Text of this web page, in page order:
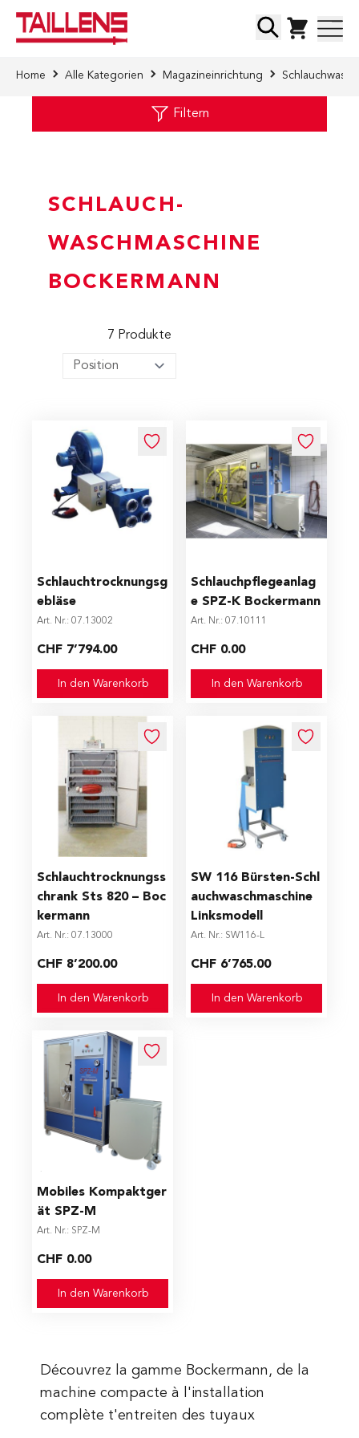
Suche
Home Alle Kategorien Magazineinrichtung
Filtern
SCHLAUCH-
WASCHMASCHINE
BOCKERMANN
7 Produkte
Schlauchtrocknungsg
ebläse
Art. Nr.: 07.13002
CHF 7’794.00
In den Warenkorb
Schlauchpflegeanlag
e SPZ-K Bockermann
Art. Nr.: 07.10111
CHF 0.00
In den Warenkorb
Schlauchtrocknungss
chrank Sts 820 – Boc
kermann
Art. Nr.: 07.13000
CHF 8’200.00
In den Warenkorb
SW 116 Bürsten-Schl
auchwaschmaschine
Linksmodell
Art. Nr.: SW116-L
CHF 6’765.00
In den Warenkorb
Mobiles Kompaktger
ät SPZ-M
Art. Nr.: SPZ-M
CHF 0.00
In den Warenkorb
Découvrez la gamme Bockermann, de la
machine compacte à l'installation
complète t'entreiten des tuyaux